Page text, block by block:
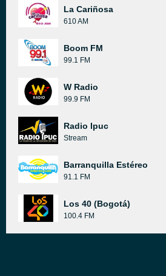
La Cariñosa
610 AM
Boom FM
99.1 FM
W Radio
99.9 FM
Radio Ipuc
Stream
Barranquilla Estéreo
91.1 FM
Los 40 (Bogotá)
100.4 FM